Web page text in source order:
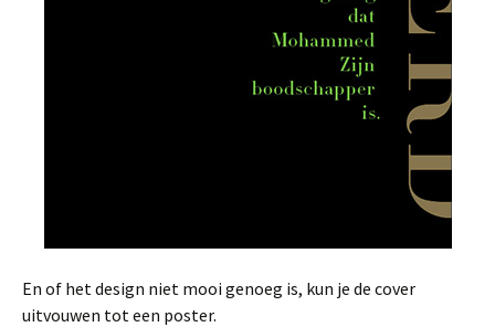
En of het design niet mooi genoeg is, kun je de cover
uitvouwen tot een poster.